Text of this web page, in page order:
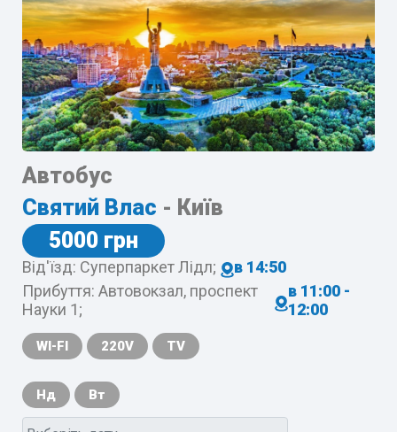
Автобус
Святий Влас - Київ
5000 грн
Від'їзд: Суперпаркет Лідл;
в 14:50
Прибуття: Автовокзал, проспект
Науки 1;
в 11:00 -
12:00
WI-FI 220V TV
Нд Вт